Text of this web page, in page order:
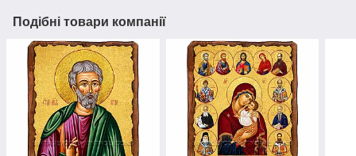
Подібні товари компанії